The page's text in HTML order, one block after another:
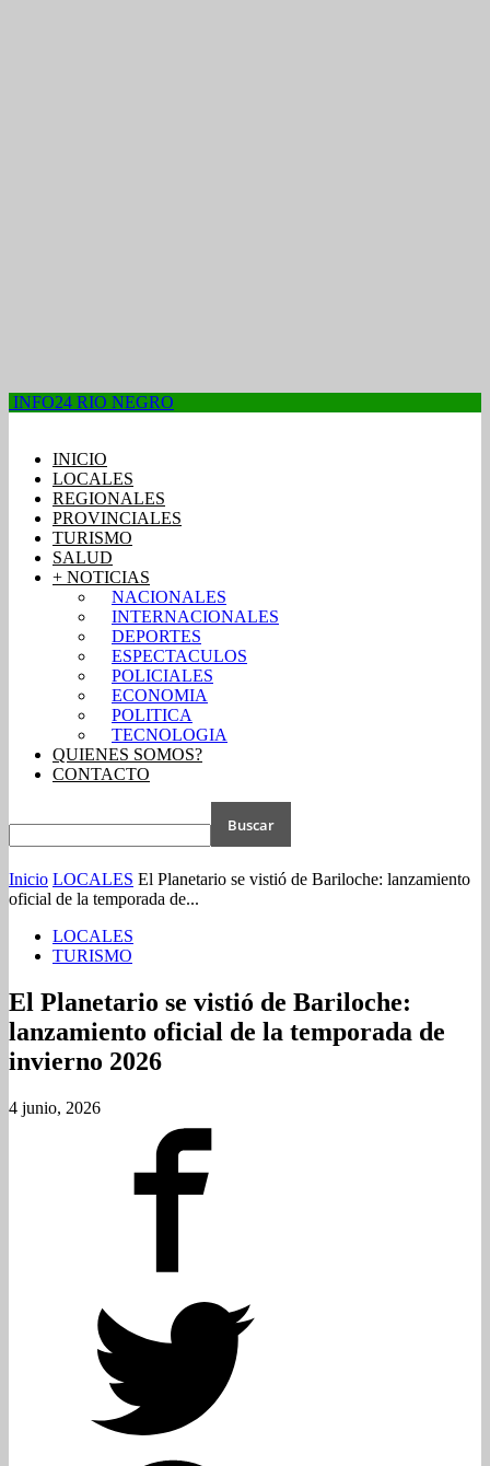
INFO24 RIO NEGRO
INICIO
LOCALES
REGIONALES
PROVINCIALES
TURISMO
SALUD
+ NOTICIAS
NACIONALES
INTERNACIONALES
DEPORTES
ESPECTACULOS
POLICIALES
ECONOMIA
POLITICA
TECNOLOGIA
QUIENES SOMOS?
CONTACTO
Inicio LOCALES El Planetario se vistió de Bariloche: lanzamiento
oficial de la temporada de...
LOCALES
TURISMO
El Planetario se vistió de Bariloche:
lanzamiento oficial de la temporada de
invierno 2026
4 junio, 2026